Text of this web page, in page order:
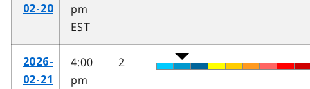
02-20
pm
EST
2026-
02-21
4:00
pm
2